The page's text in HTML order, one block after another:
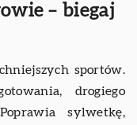
– biegaj
sportów.
drogiego
sylwetkę,